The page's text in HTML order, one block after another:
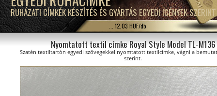
RUHÁZATI CÍMKÉK KÉSZÍTÉS ÉS GYÁRTÁS EGYEDI IGÉNYEK SZERINT
... 12,03 HUF/db
Nyomtatott textil címke Royal Style Model TL-M136
Szatén textiltartón egyedi szövegekkel nyomtatott textilcímke, vágni a
szerint.